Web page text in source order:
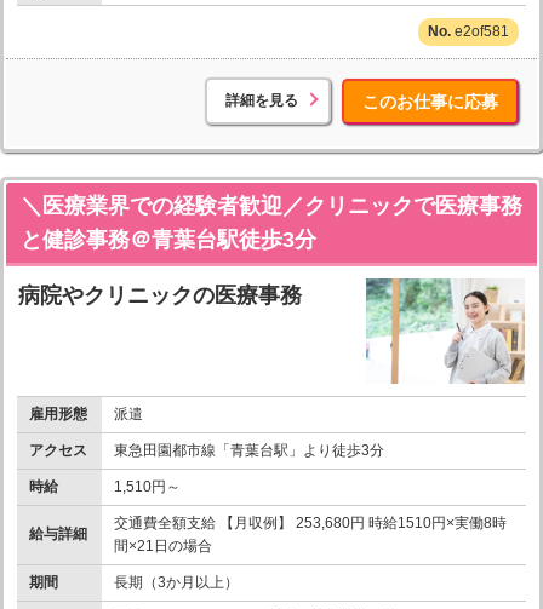
e2of581
詳細を見る このお仕事に応募
＼医療業界での経験者歓迎／クリニックで医療事務
と健診事務＠青葉台駅徒歩3分
病院やクリニックの医療事務
雇用形態 派遣
アクセス 東急田園都市線「青葉台駅」より徒歩3分
時給 1,510円～
給与詳細
交通費全額支給 【月収例】 253,680円 時給1510円×実働8時
間×21日の場合
期間 長期（3か月以上）